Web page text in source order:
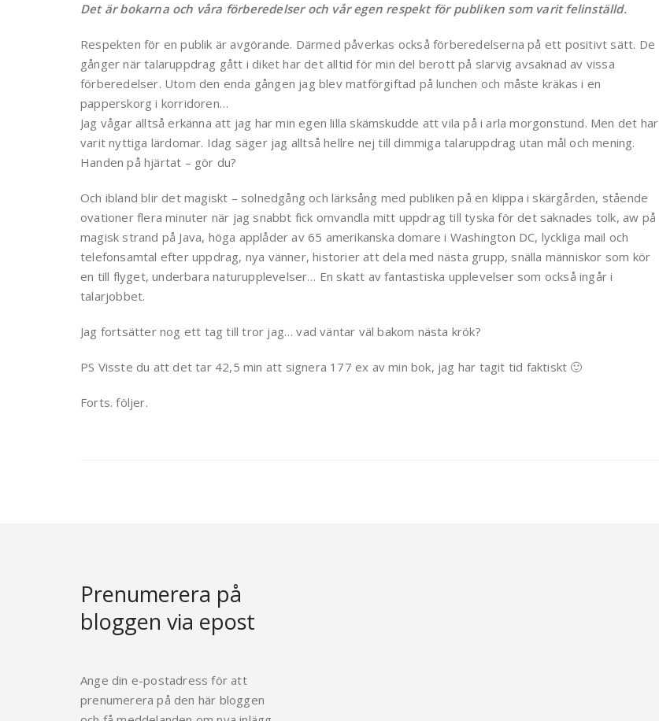
Det är bokarna och våra förberedelser och vår egen respekt för publiken som varit felinställd.
Respekten för en publik är avgörande. Därmed påverkas också förberedelserna på ett positivt sätt. De
gånger när talaruppdrag gått i diket har det alltid för min del berott på slarvig avsaknad av vissa
förberedelser. Utom den enda gången jag blev matförgiftad på lunchen och måste kräkas i en
papperskorg i korridoren…
Jag vågar alltså erkänna att jag har min egen lilla skämskudde att vila på i arla morgonstund. Men det har
varit nyttiga lärdomar. Idag säger jag alltså hellre nej till dimmiga talaruppdrag utan mål och mening.
Handen på hjärtat – gör du?
Och ibland blir det magiskt – solnedgång och lärksång med publiken på en klippa i skärgården, stående
ovationer flera minuter när jag snabbt fick omvandla mitt uppdrag till tyska för det saknades tolk, aw på
magisk strand på Java, höga applåder av 65 amerikanska domare i Washington DC, lyckliga mail och
telefonsamtal efter uppdrag, nya vänner, historier att dela med nästa grupp, snälla människor som kör
en till flyget, underbara naturupplevelser… En skatt av fantastiska upplevelser som också ingår i
talarjobbet.
Jag fortsätter nog ett tag till tror jag… vad väntar väl bakom nästa krök?
PS Visste du att det tar 42,5 min att signera 177 ex av min bok, jag har tagit tid faktiskt 🙂
Forts. följer.
Prenumerera på
bloggen via epost
Ange din e-postadress för att
prenumerera på den här bloggen